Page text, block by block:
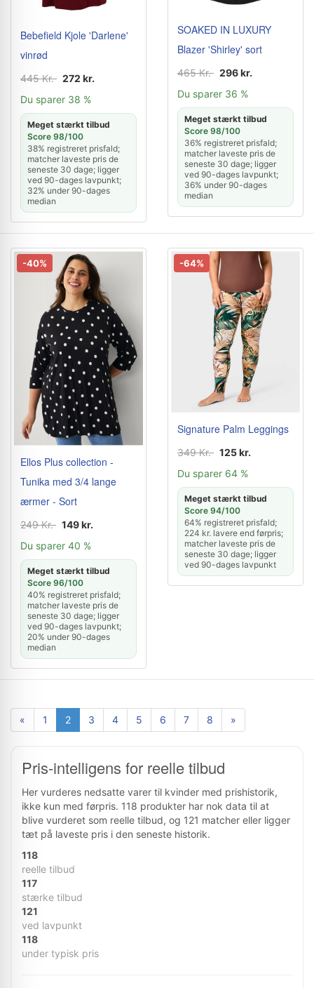
Bebefield Kjole 'Darlene'
vinrød
445 Kr. 272 kr.
Du sparer 38 %
Meget stærkt tilbud
Score 98/100
38% registreret prisfald;
matcher laveste pris de
seneste 30 dage; ligger
ved 90-dages lavpunkt;
32% under 90-dages
median
SOAKED IN LUXURY
Blazer 'Shirley' sort
465 Kr. 296 kr.
Du sparer 36 %
Meget stærkt tilbud
Score 98/100
36% registreret prisfald;
matcher laveste pris de
seneste 30 dage; ligger
ved 90-dages lavpunkt;
36% under 90-dages
median
-40%
Ellos Plus collection -
Tunika med 3/4 lange
ærmer - Sort
249 Kr. 149 kr.
Du sparer 40 %
Meget stærkt tilbud
Score 96/100
40% registreret prisfald;
matcher laveste pris de
seneste 30 dage; ligger
ved 90-dages lavpunkt;
20% under 90-dages
median
-64%
Signature Palm Leggings
349 Kr. 125 kr.
Du sparer 64 %
Meget stærkt tilbud
Score 94/100
64% registreret prisfald;
224 kr. lavere end førpris;
matcher laveste pris de
seneste 30 dage; ligger
ved 90-dages lavpunkt
« 1 2 3 4 5 6 7 8 »
Pris-intelligens for reelle tilbud
Her vurderes nedsatte varer til kvinder med prishistorik,
ikke kun med førpris. 118 produkter har nok data til at
blive vurderet som reelle tilbud, og 121 matcher eller ligger
tæt på laveste pris i den seneste historik.
118
reelle tilbud
117
stærke tilbud
121
ved lavpunkt
118
under typisk pris